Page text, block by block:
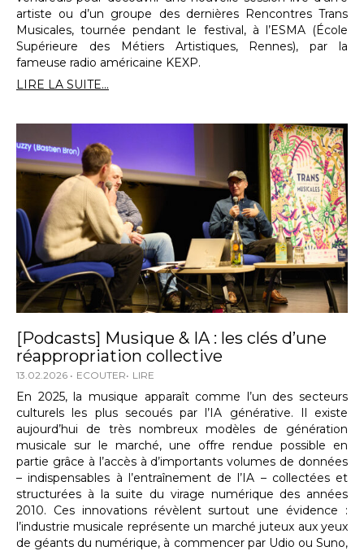
artiste ou d’un groupe des dernières Rencontres Trans
Musicales, tournée pendant le festival, à l’ESMA (École
Supérieure des Métiers Artistiques, Rennes), par la
fameuse radio américaine KEXP.
LIRE LA SUITE...
[Podcasts] Musique & IA : les clés d’une
réappropriation collective
13.02.2026 ECOUTER LIRE
En 2025, la musique apparaît comme l’un des secteurs
culturels les plus secoués par l’IA générative. Il existe
aujourd’hui de très nombreux modèles de génération
musicale sur le marché, une offre rendue possible en
partie grâce à l’accès à d’importants volumes de données
– indispensables à l’entraînement de l’IA – collectées et
structurées à la suite du virage numérique des années
2010. Ces innovations révèlent surtout une évidence :
l’industrie musicale représente un marché juteux aux yeux
de géants du numérique, à commencer par Udio ou Suno,